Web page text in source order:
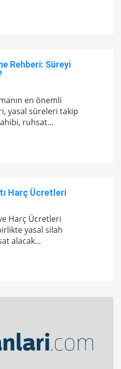
Rehberi: Süreyi
en önemli
yasal süreleri takip
ruhsat...
Harç Ücretleri
Harç Ücretleri
yasal silah
alacak...